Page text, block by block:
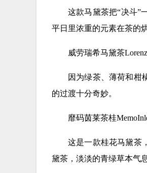
这款马黛茶把“决斗”
平日里浓重的元素在茶的
威劳瑞希马黛茶
因为绿茶、薄荷和柑
的过渡十分奇妙。
靡码茵莱茶桂
这是一款桂花马黛茶
黛茶，淡淡的青绿草本气